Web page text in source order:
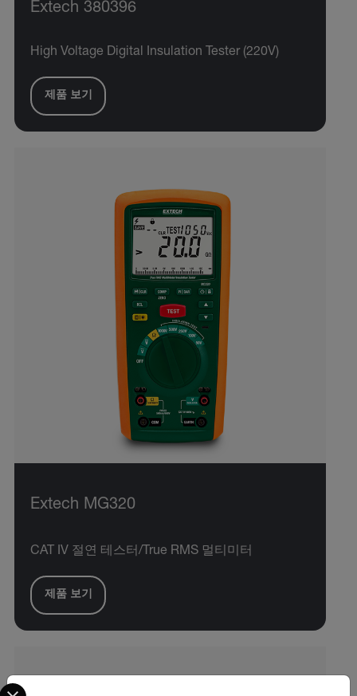
Extech 380396
High Voltage Digital Insulation Tester (220V)
제품 보기
Extech MG320
CAT IV 절연 테스터/True RMS 멀티미터
제품 보기
Select your preferred country and language from the